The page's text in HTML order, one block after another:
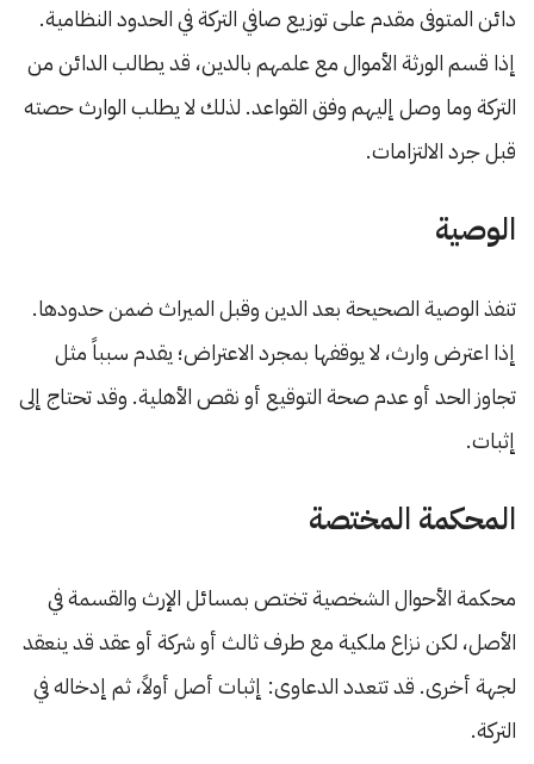
دائن المتوفى مقدم على توزيع صافي التركة في الحدود النظامية.
إذا قسم الورثة الأموال مع علمهم بالدين، قد يطالب الدائن من
التركة وما وصل إليهم وفق القواعد. لذلك لا يطلب الوارث حصته
قبل جرد الالتزامات.
الوصية
تنفذ الوصية الصحيحة بعد الدين وقبل الميراث ضمن حدودها.
إذا اعترض وارث، لا يوقفها بمجرد الاعتراض؛ يقدم سبباً مثل
تجاوز الحد أو عدم صحة التوقيع أو نقص الأهلية. وقد تحتاج إلى
إثبات.
المحكمة المختصة
محكمة الأحوال الشخصية تختص بمسائل الإرث والقسمة في
الأصل، لكن نزاع ملكية مع طرف ثالث أو شركة أو عقد قد ينعقد
لجهة أخرى. قد تتعدد الدعاوى: إثبات أصل أولاً، ثم إدخاله في
التركة.